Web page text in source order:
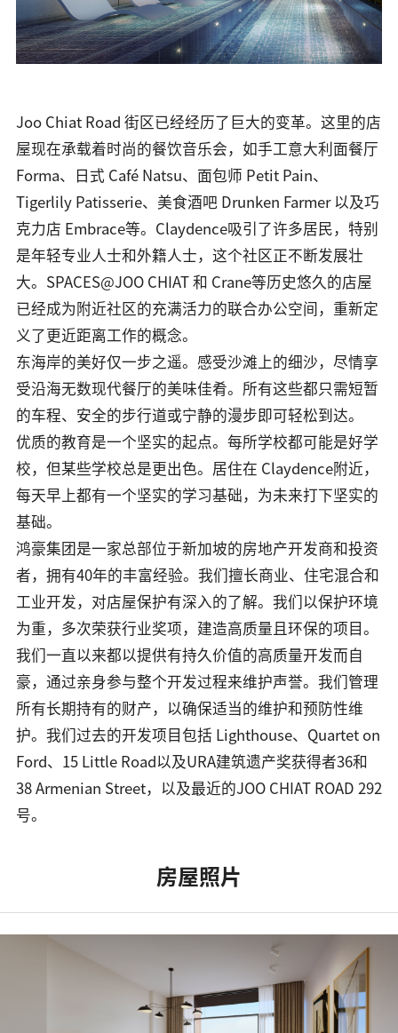
Joo Chiat Road 街区已经经历了巨大的变革。这里的店
屋现在承载着时尚的餐饮音乐会，如手工意大利面餐厅
Forma、日式 Café Natsu、面包师 Petit Pain、
Tigerlily Patisserie、美食酒吧 Drunken Farmer 以及巧
克力店 Embrace等。Claydence吸引了许多居民，特别
是年轻专业人士和外籍人士，这个社区正不断发展壮
大。SPACES@JOO CHIAT 和 Crane等历史悠久的店屋
已经成为附近社区的充满活力的联合办公空间，重新定
义了更近距离工作的概念。
东海岸的美好仅一步之遥。感受沙滩上的细沙，尽情享
受沿海无数现代餐厅的美味佳肴。所有这些都只需短暂
的车程、安全的步行道或宁静的漫步即可轻松到达。
优质的教育是一个坚实的起点。每所学校都可能是好学
校，但某些学校总是更出色。居住在 Claydence附近，
每天早上都有一个坚实的学习基础，为未来打下坚实的
基础。
鸿豪集团是一家总部位于新加坡的房地产开发商和投资
者，拥有40年的丰富经验。我们擅长商业、住宅混合和
工业开发，对店屋保护有深入的了解。我们以保护环境
为重，多次荣获行业奖项，建造高质量且环保的项目。
我们一直以来都以提供有持久价值的高质量开发而自
豪，通过亲身参与整个开发过程来维护声誉。我们管理
所有长期持有的财产，以确保适当的维护和预防性维
护。我们过去的开发项目包括 Lighthouse、Quartet on
Ford、15 Little Road以及URA建筑遗产奖获得者36和
38 Armenian Street，以及最近的JOO CHIAT ROAD 292
号。
房屋照片